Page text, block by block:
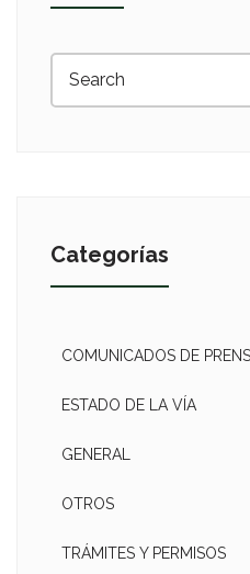
Categorías
COMUNICADOS DE
ESTADO DE LA VÍA
GENERAL
OTROS
TRÁMITES Y PERMISOS